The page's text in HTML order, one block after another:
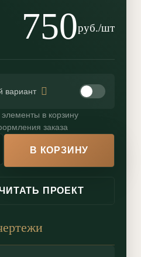
750руб./шт
вариант
элементы в корзину
заказа
В КОРЗИНУ
ПРОЕКТ